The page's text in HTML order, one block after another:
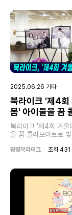
Play
2025.06.26 기타
북라이크 '제4회
봄' 아이들을 꿈
빛나다
북라이크 '제4회 겨울
을 꿈 콜라보아트로
광명북라이크 조회 431